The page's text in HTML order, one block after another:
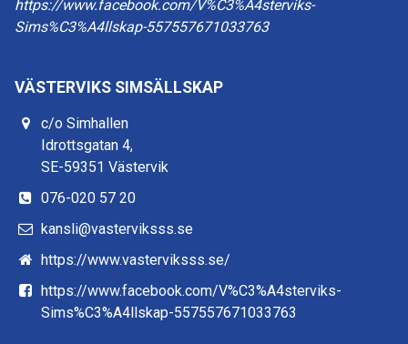
https://www.facebook.com/V%C3%A4sterviks-
Sims%C3%A4llskap-557557671033763
VÄSTERVIKS SIMSÄLLSKAP
c/o Simhallen
Idrottsgatan 4,
SE-59351 Västervik
076-020 57 20
kansli@vasterviksss.se
https://www.vasterviksss.se/
https://www.facebook.com/V%C3%A4sterviks-
Sims%C3%A4llskap-557557671033763